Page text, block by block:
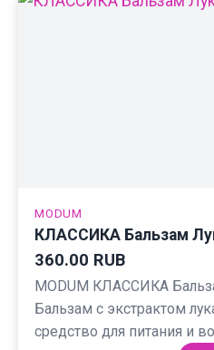
MODUM
КЛАССИКА Бальзам
360.00 RUB
MODUM КЛАССИКА
Бальзам с экстрактом
средство для питания и